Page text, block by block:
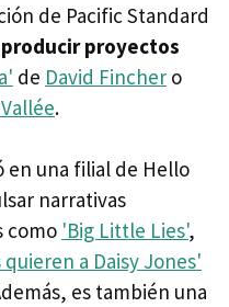
de Pacific Standard
proyectos
de David Fincher o
.
en una filial de Hello
narrativas
como 'Big Little Lies',
quieren a Daisy Jones'
es también una